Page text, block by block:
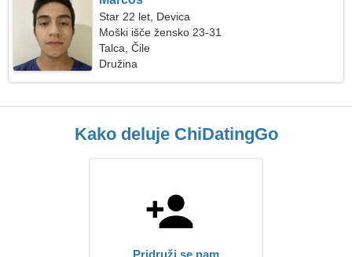
Star 22 let, Devica
Moški išče žensko 23-31
Talca, Čile
Družina
Kako deluje ChiDatingGo
Pridruži se nam